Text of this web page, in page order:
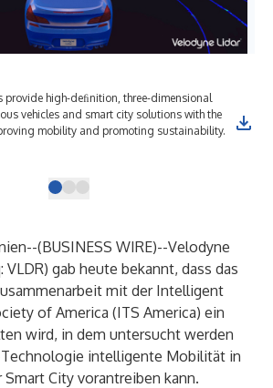
provide high-deﬁnition, three-dimensional
vehicles and smart city solutions with the
mobility and promoting sustainability.
(BUSINESS WIRE)--Velodyne
VLDR) gab heute bekannt, dass das
mit der Intelligent
of America (ITS America) ein
wird, in dem untersucht werden
intelligente Mobilität in
City vorantreiben kann.